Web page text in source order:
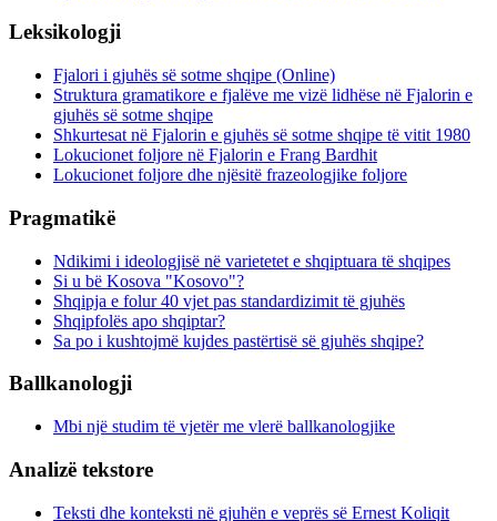
Leksikologji
Fjalori i gjuhës së sotme shqipe (Online)
Struktura gramatikore e fjalëve me vizë lidhëse në Fjalorin e
gjuhës së sotme shqipe
Shkurtesat në Fjalorin e gjuhës së sotme shqipe të vitit 1980
Lokucionet foljore në Fjalorin e Frang Bardhit
Lokucionet foljore dhe njësitë frazeologjike foljore
Pragmatikë
Ndikimi i ideologjisë në varietetet e shqiptuara të shqipes
Si u bë Kosova "Kosovo"?
Shqipja e folur 40 vjet pas standardizimit të gjuhës
Shqipfolës apo shqiptar?
Sa po i kushtojmë kujdes pastërtisë së gjuhës shqipe?
Ballkanologji
Mbi një studim të vjetër me vlerë ballkanologjike
Analizë tekstore
Teksti dhe konteksti në gjuhën e veprës së Ernest Koliqit